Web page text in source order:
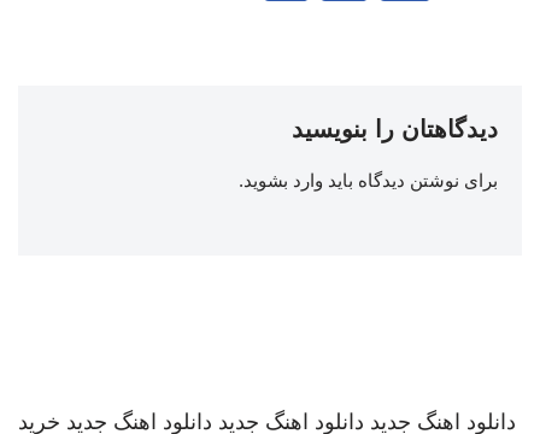
دیدگاهتان را بنویسید
برای نوشتن دیدگاه باید وارد بشوید.
دانلود اهنگ جدید دانلود اهنگ جدید دانلود اهنگ جدید خرید